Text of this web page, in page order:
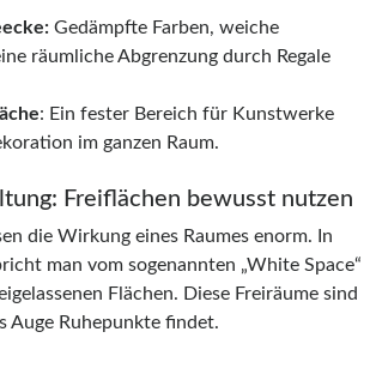
Gedämpfte Farben, weiche
räumliche Abgrenzung durch Regale
: Ein fester Bereich für Kunstwerke
im ganzen Raum.
Freiflächen bewusst nutzen
die Wirkung eines Raumes enorm. In
man vom sogenannten „White Space“
Flächen. Diese Freiräume sind
Auge Ruhepunkte findet.